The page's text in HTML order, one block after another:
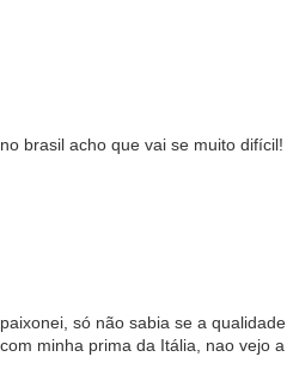
brasil acho que vai se muito difícil!
só não sabia se a qualidade
minha prima da Itália, nao vejo a